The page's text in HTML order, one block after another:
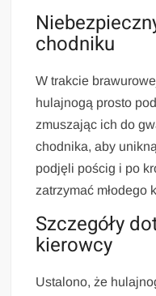
chodniku
W trakcie
hulajnogą prosto
zmuszając ich do
chodnika, aby
podjęli pościg i po
zatrzymać młodego
Szczegóły
kierowcy
Ustalono, że